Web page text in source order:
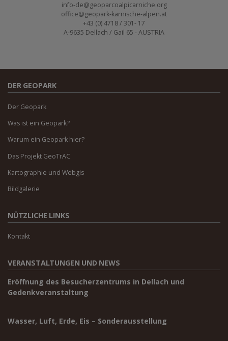
info-de@geoparcoalpicarniche.org
office@geopark-karnische-alpen.at
+43 (0) 4718 / 301- 17
A-9635 Dellach / Gail 65 - AUSTRIA
DER GEOPARK
Der Geopark
Was ist ein Geopark?
Warum ein Geopark hier?
Das Projekt GeoTrAC
Kartographie und Webgis
Bildgalerie
NÜTZLICHE LINKS
Kontakt
VERANSTALTUNGEN UND NEWS
Eröffnung des Besucherzentrums in Dellach und
Gedenkveranstaltung
Wasser, Luft, Erde, Eis – Sonderausstellung